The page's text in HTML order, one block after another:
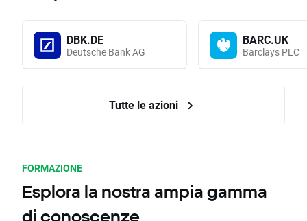
DBK.DE
Deutsche Bank AG
BARC.UK
Barclays PLC
Tutte le azioni
FORMAZIONE
Esplora la nostra ampia gamma
di conoscenze